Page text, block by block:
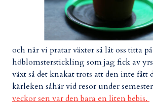
och när vi pratar växter så låt oss titta
höblomsterstickling som jag fick av
växt så det knakat trots att den inte fått
kärleken såhär vid resor under
veckor sen var den bara en liten bebis.